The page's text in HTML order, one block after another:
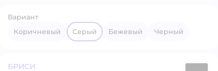
Вариант
Коричневый
Серый Бежевый Черный
БРИСИ